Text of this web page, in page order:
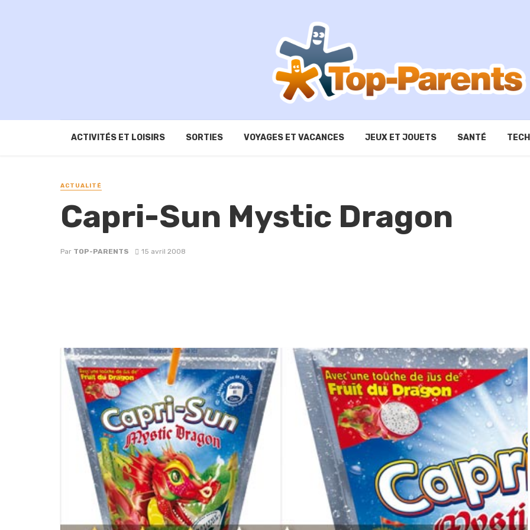
ACTIVITÉS ET LOISIRS SORTIES VOYAGES ET VACANCES JEUX ET JOUETS SANTÉ
ACTUALITÉ
Capri-Sun Mystic Dragon
Par TOP-PARENTS 15 avril 2008